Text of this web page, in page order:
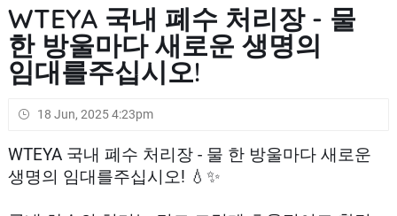
WTEYA 국내 폐수 처리장 - 물
한 방울마다 새로운 생명의
임대를주십시오!
18 Jun, 2025 4:23pm
WTEYA 국내 폐수 처리장 - 물 한 방울마다 새로운
생명의 임대를주십시오! 💧✨